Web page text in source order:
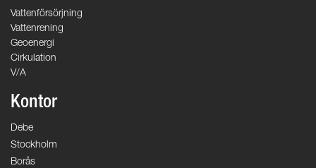
Vattenförsörjning
Vattenrening
Geoenergi
Cirkulation
V/A
Kontor
Debe
Stockholm
Borås